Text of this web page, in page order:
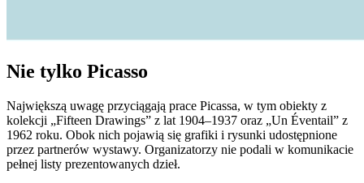
Nie tylko Picasso
Największą uwagę przyciągają prace Picassa, w tym obiekty z
kolekcji „Fifteen Drawings” z lat 1904–1937 oraz „Un Éventail” z
1962 roku. Obok nich pojawią się grafiki i rysunki udostępnione
przez partnerów wystawy. Organizatorzy nie podali w komunikacie
pełnej listy prezentowanych dzieł.